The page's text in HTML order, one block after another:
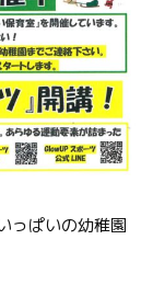
っぱいの幼稚園